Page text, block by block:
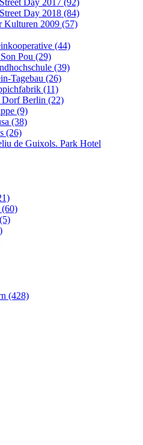
Day 2018 (84)
Kulturen 2009 (57)
(44)
Pou (29)
(39)
Tagebau (26)
(11)
Dorf Berlin (22)
(9)
(38)
(26)
de Guixols. Park Hotel
(60)
(428)